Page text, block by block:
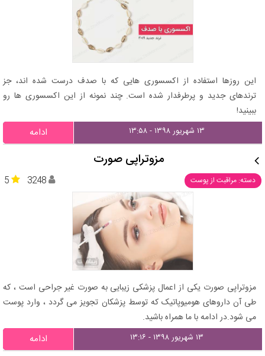
این روزها استفاده از اکسسوری هایی که با صدف درست شده اند، جز
ترندهای جدید و پرطرفدار شده است. چند نمونه از این اکسسوری ها رو
ببینید!
۱۳ شهریور ۱۳۹۸ - ۱۳:۵۸ ادامه
مزوتراپی صورت
دسته: مراقبت از پوست 5 3248
مزوتراپی صورت یکی از اعمال پزشکی زیبایی به صورت غیر جراحی است ، که
طی آن داروهای هومیوپاتیک که توسط پزشکان تجویز می ‌گردد ، وارد پوست
می‌ شود.در ادامه با ما همراه باشید.
۱۳ شهریور ۱۳۹۸ - ۱۳:۱۶ ادامه